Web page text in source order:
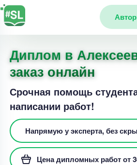
Диплом в
заказ онлайн
Срочная помощь
написании работ!
Напрямую у эксперта, без
Цена дипломных работ от